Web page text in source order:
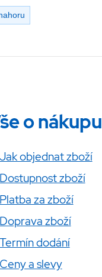
o nákupu
Jak objednat zboží
Dostupnost zboží
Platba za zboží
Doprava zboží
Termín dodání
Ceny a slevy